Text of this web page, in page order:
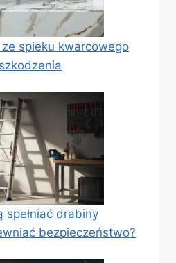
spieku kwarcowego
spełniać drabiny
bezpieczeństwo?